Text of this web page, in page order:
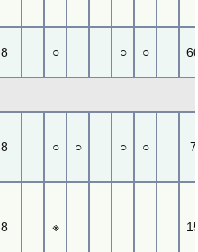
8 ○ ○ ○
8 ○ ○ ○ ○
8 ※